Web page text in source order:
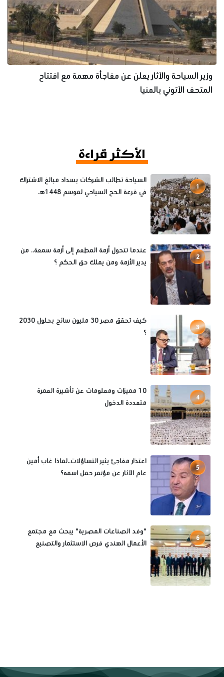
وزير السياحة والآثار يعلن عن مفاجأة مهمة مع افتتاح
المتحف الآتوني بالمنيا
الأكثر قراءة
1
السياحة تطالب الشركات بسداد مبالغ الاشتراك
في قرعة الحج السياحي لموسم 1448هـ
2
عندما تتحول أزمة المطعم إلى أزمة سمعة.. من
يدير الأزمة ومن يملك حق الحكم ؟
3
كيف تحقق مصر 30 مليون سائح بحلول 2030
؟
4
10 مميزات ومعلومات عن تأشيرة العمرة
متعددة الدخول
5
اعتذار مفاجئ يثير التساؤلات..لماذا غاب أمين
عام الآثار عن مؤتمر حمل اسمه؟
6
"وفد الصناعات المصرية" يبحث مع مجتمع
الأعمال الهندي فرص الاستثمار والتصنيع